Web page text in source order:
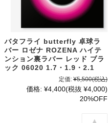
バタフライ butterfly 卓球ラ
バー ロゼナ ROZENA ハイテ
ンション裏ラバー レッド ブラ
ック 06020 1.7・1.9・2.1
定価: ¥5,500(税込)
価格: ¥4,400(税抜 ¥4,000)
20%OFF